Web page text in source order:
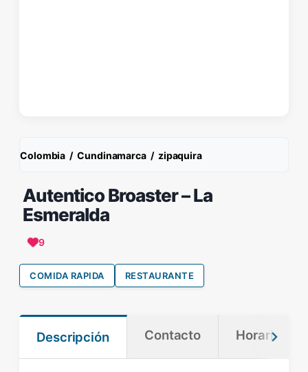
Colombia / Cundinamarca / zipaquira
Autentico Broaster – La
Esmeralda
9
COMIDA RAPIDA RESTAURANTE
Descripción Contacto Horario